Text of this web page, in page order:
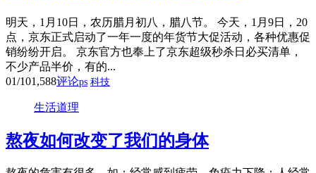
明天，1月10日，农历腊月初八，腊八节。 今天，1月9日，20
点，京东正式启动了一年一度的年货节大促活动，各种优惠促
销纷纷开启。 京东官方也奉上了京东超级秒杀日必买清单，
不少产品半价，有的...
01/101,588评论ps 科技
生活道理
熬夜如何改变了我们的身体